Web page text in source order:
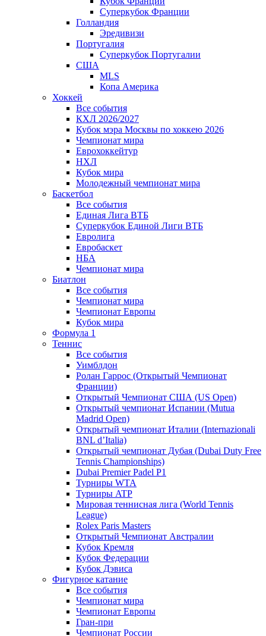
Суперкубок Франции
Голландия
Эредивизи
Португалия
Суперкубок Португалии
США
MLS
Копа Америка
Хоккей
Все события
КХЛ 2026/2027
Кубок мэра Москвы по хоккею 2026
Чемпионат мира
Еврохоккейтур
НХЛ
Кубок мира
Молодежный чемпионат мира
Баскетбол
Все события
Единая Лига ВТБ
Суперкубок Единой Лиги ВТБ
Евролига
Евробаскет
НБА
Чемпионат мира
Биатлон
Все события
Чемпионат мира
Чемпионат Европы
Кубок мира
Формула 1
Теннис
Все события
Уимблдон
Ролан Гаррос (Открытый Чемпионат
Франции)
Открытый Чемпионат США (US Open)
Открытый чемпионат Испании (Mutua
Madrid Open)
Открытый чемпионат Италии (Internazionali
BNL d’Italia)
Открытый чемпионат Дубая (Dubai Duty Free
Tennis Championships)
Dubai Premier Padel P1
Турниры WTA
Турниры ATP
Мировая теннисная лига (World Tennis
League)
Rolex Paris Masters
Открытый Чемпионат Австралии
Кубок Кремля
Кубок Федерации
Кубок Дэвиса
Фигурное катание
Все события
Чемпионат мира
Чемпионат Европы
Гран-при
Чемпионат России